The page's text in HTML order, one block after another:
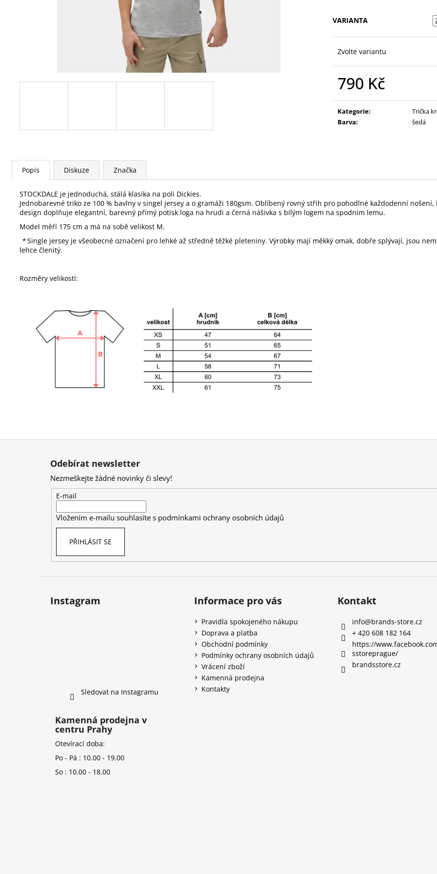
VARIANTA
Zvolte variantu
790 Kč
Kategorie:
Trička
Barva: šedá
Popis Diskuze Značka
STOCKDALE je jednoduchá, stálá klasika na poli Dickies.
Jednobarevné triko ze 100 % bavlny v singel jersey a o gramáži 180gsm. Oblíbený rovný střih pro pohodlné každodenní
design doplňuje elegantní, barevný přímý potisk loga na hrudi a černá nášivka s bílým logem na spodním lemu.
Model měří 175 cm a má na sobě velikost M.
*Single jersey je všeobecné označení pro lehké až středně těžké pleteniny. Výrobky mají měkký omak, dobře splývají, jsou
lehce členitý.
Rozměry velikostí:
Odebírat newsletter
Nezmeškejte žádné novinky či slevy!
E-mail
Vložením e-mailu souhlasíte s podmínkami ochrany osobních údajů
PŘIHLÁSIT SE
Instagram
Sledovat na Instagramu
Informace pro vás
Pravidla spokojeného nákupu
Doprava a platba
Obchodní podmínky
Podmínky ochrany osobních údajů
Vrácení zboží
Kamenná prodejna
Kontakty
Kontakt
info@brands-store.cz
+ 420 608 182 164
https://
sstoreprague/
brandsstore.cz
Kamenná prodejna v
centru Prahy
Otevírací doba:
Po - Pá : 10.00 - 19.00
So : 10.00 - 18.00